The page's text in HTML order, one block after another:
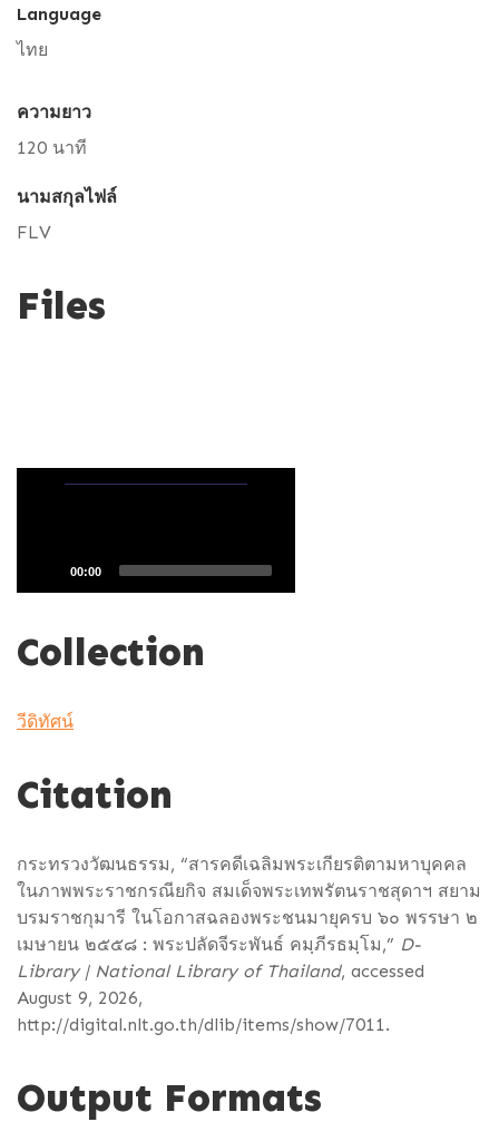
Language
ไทย
ความยาว
120 นาที
นามสกุลไฟล์
FLV
Files
y
r
00:00
Collection
วีดิทัศน์
Citation
กระทรวงวัฒนธรรม, “สารคดีเฉลิมพระเกียรติตามหาบุคคล
ในภาพพระราชกรณียกิจ สมเด็จพระเทพรัตนราชสุดาฯ สยาม
บรมราชกุมารี ในโอกาสฉลองพระชนมายุครบ ๖๐ พรรษา ๒
เมษายน ๒๕๕๘ : พระปลัดจีระพันธ์ คมฺภีรธมฺโม,” D-
Library | National Library of Thailand, accessed
August 9, 2026,
http://digital.nlt.go.th/dlib/items/show/7011.
Output Formats